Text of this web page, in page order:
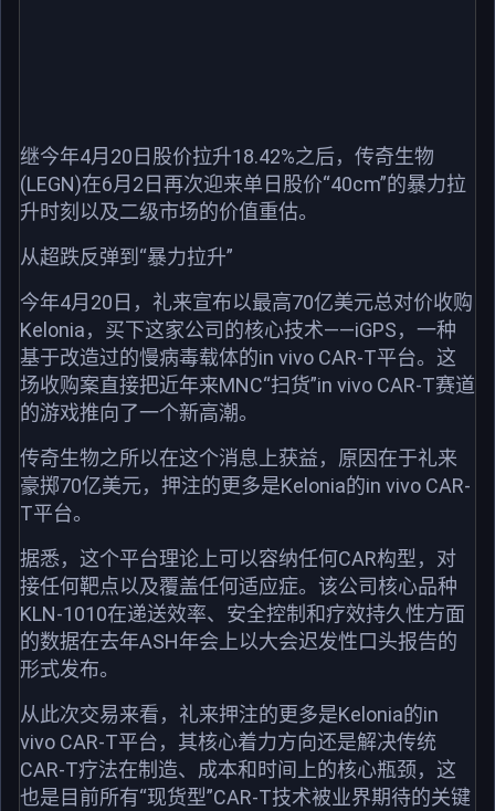
继今年4月20日股价拉升18.42%之后，传奇生物
(LEGN)在6月2日再次迎来单日股价“40cm”的暴力拉
升时刻以及二级市场的价值重估。
从超跌反弹到“暴力拉升”
今年4月20日，礼来宣布以最高70亿美元总对价收购
Kelonia，买下这家公司的核心技术——iGPS，一种
基于改造过的慢病毒载体的in vivo CAR-T平台。这
场收购案直接把近年来MNC“扫货”in vivo CAR-T赛道
的游戏推向了一个新高潮。
传奇生物之所以在这个消息上获益，原因在于礼来
豪掷70亿美元，押注的更多是Kelonia的in vivo CAR-
T平台。
据悉，这个平台理论上可以容纳任何CAR构型，对
接任何靶点以及覆盖任何适应症。该公司核心品种
KLN-1010在递送效率、安全控制和疗效持久性方面
的数据在去年ASH年会上以大会迟发性口头报告的
形式发布。
从此次交易来看，礼来押注的更多是Kelonia的in
vivo CAR-T平台，其核心着力方向还是解决传统
CAR-T疗法在制造、成本和时间上的核心瓶颈，这
也是目前所有“现货型”CAR-T技术被业界期待的关键